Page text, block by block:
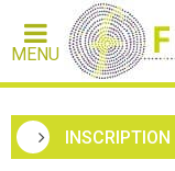
MENU
INSCRIPTION